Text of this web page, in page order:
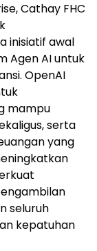
Cathay FHC
inisiatif awal
Agen AI untuk
OpenAI
mampu
serta
yang
seluruh
kepatuhan